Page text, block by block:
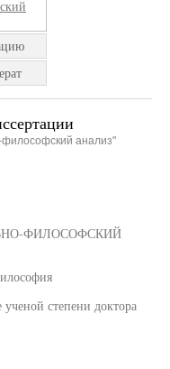
философский анализ"
ФИЛОСОФСКИЙ
степени доктора